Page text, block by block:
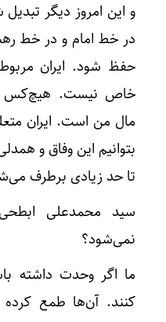
و این امروز دیگر
در خط امام و در خط
حفظ شود. ایران
خاص نیست. هیچ‌کس
مال من است. ایران
بتوانیم این وفاق و
تا حد زیادی برطرف
سید محمدعلی
نمی‌شود؟
ما اگر وحدت داشته
کنند. آن‌ها طمع